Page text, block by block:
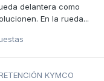
delantera como
En la rueda...
KYMCO